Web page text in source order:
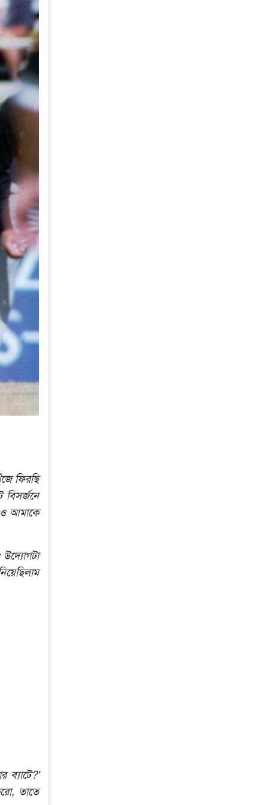
ফিরছি
ও আমাকে
ব্যাটে?'
তাতে